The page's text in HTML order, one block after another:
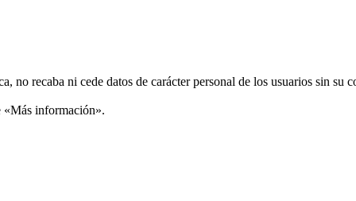
recaba ni cede datos de carácter personal de los usuarios sin su
«Más información».